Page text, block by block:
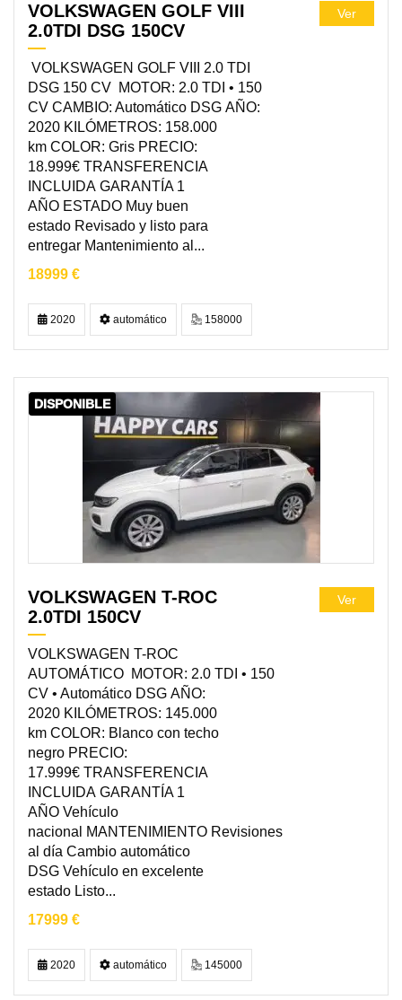
VOLKSWAGEN GOLF VIII
2.0TDI DSG 150CV
VOLKSWAGEN GOLF VIII 2.0 TDI
DSG 150 CV MOTOR: 2.0 TDI • 150
CV CAMBIO: Automático DSG AÑO:
2020 KILÓMETROS: 158.000
km COLOR: Gris PRECIO:
18.999€ TRANSFERENCIA
INCLUIDA GARANTÍA 1
AÑO ESTADO Muy buen
estado Revisado y listo para
entregar Mantenimiento al...
18999 €
Ver
2020 automático 158000
DISPONIBLE
VOLKSWAGEN T-ROC
2.0TDI 150CV
VOLKSWAGEN T-ROC
AUTOMÁTICO MOTOR: 2.0 TDI • 150
CV • Automático DSG AÑO:
2020 KILÓMETROS: 145.000
km COLOR: Blanco con techo
negro PRECIO:
17.999€ TRANSFERENCIA
INCLUIDA GARANTÍA 1
AÑO Vehículo
nacional MANTENIMIENTO Revisiones
al día Cambio automático
DSG Vehículo en excelente
estado Listo...
17999 €
Ver
2020 automático 145000